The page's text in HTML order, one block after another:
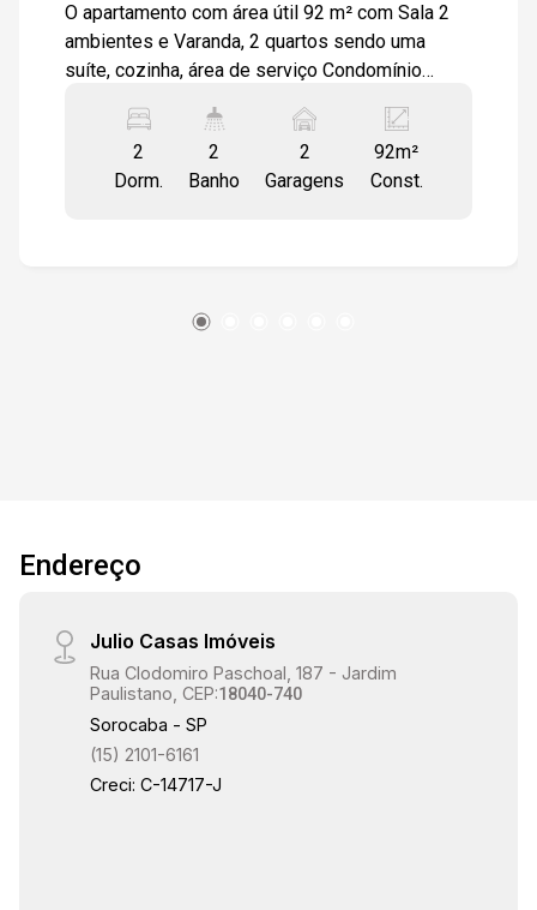
O apartamento com área útil 92 m² com Sala 2
ambientes e Varanda, 2 quartos sendo uma
suíte, cozinha, área de serviço Condomínio
Academia 02 vaga de garagem
2
Dorm.
2
Banho
2
Garagens
92m²
Const.
Endereço
Julio Casas Imóveis
Rua Clodomiro Paschoal, 187 - Jardim
Paulistano, CEP:18040-740
Sorocaba - SP
(15) 2101-6161
Creci: C-14717-J